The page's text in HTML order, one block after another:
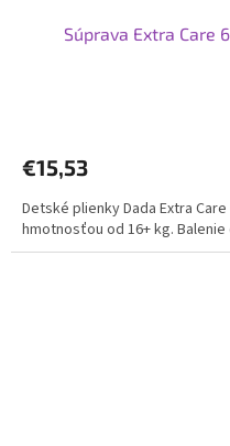
Súprava Extra Care
je
z
5
hviezdičiek.
€15,53
Detské plienky Dada Extra
hmotnosťou od 16+ kg.